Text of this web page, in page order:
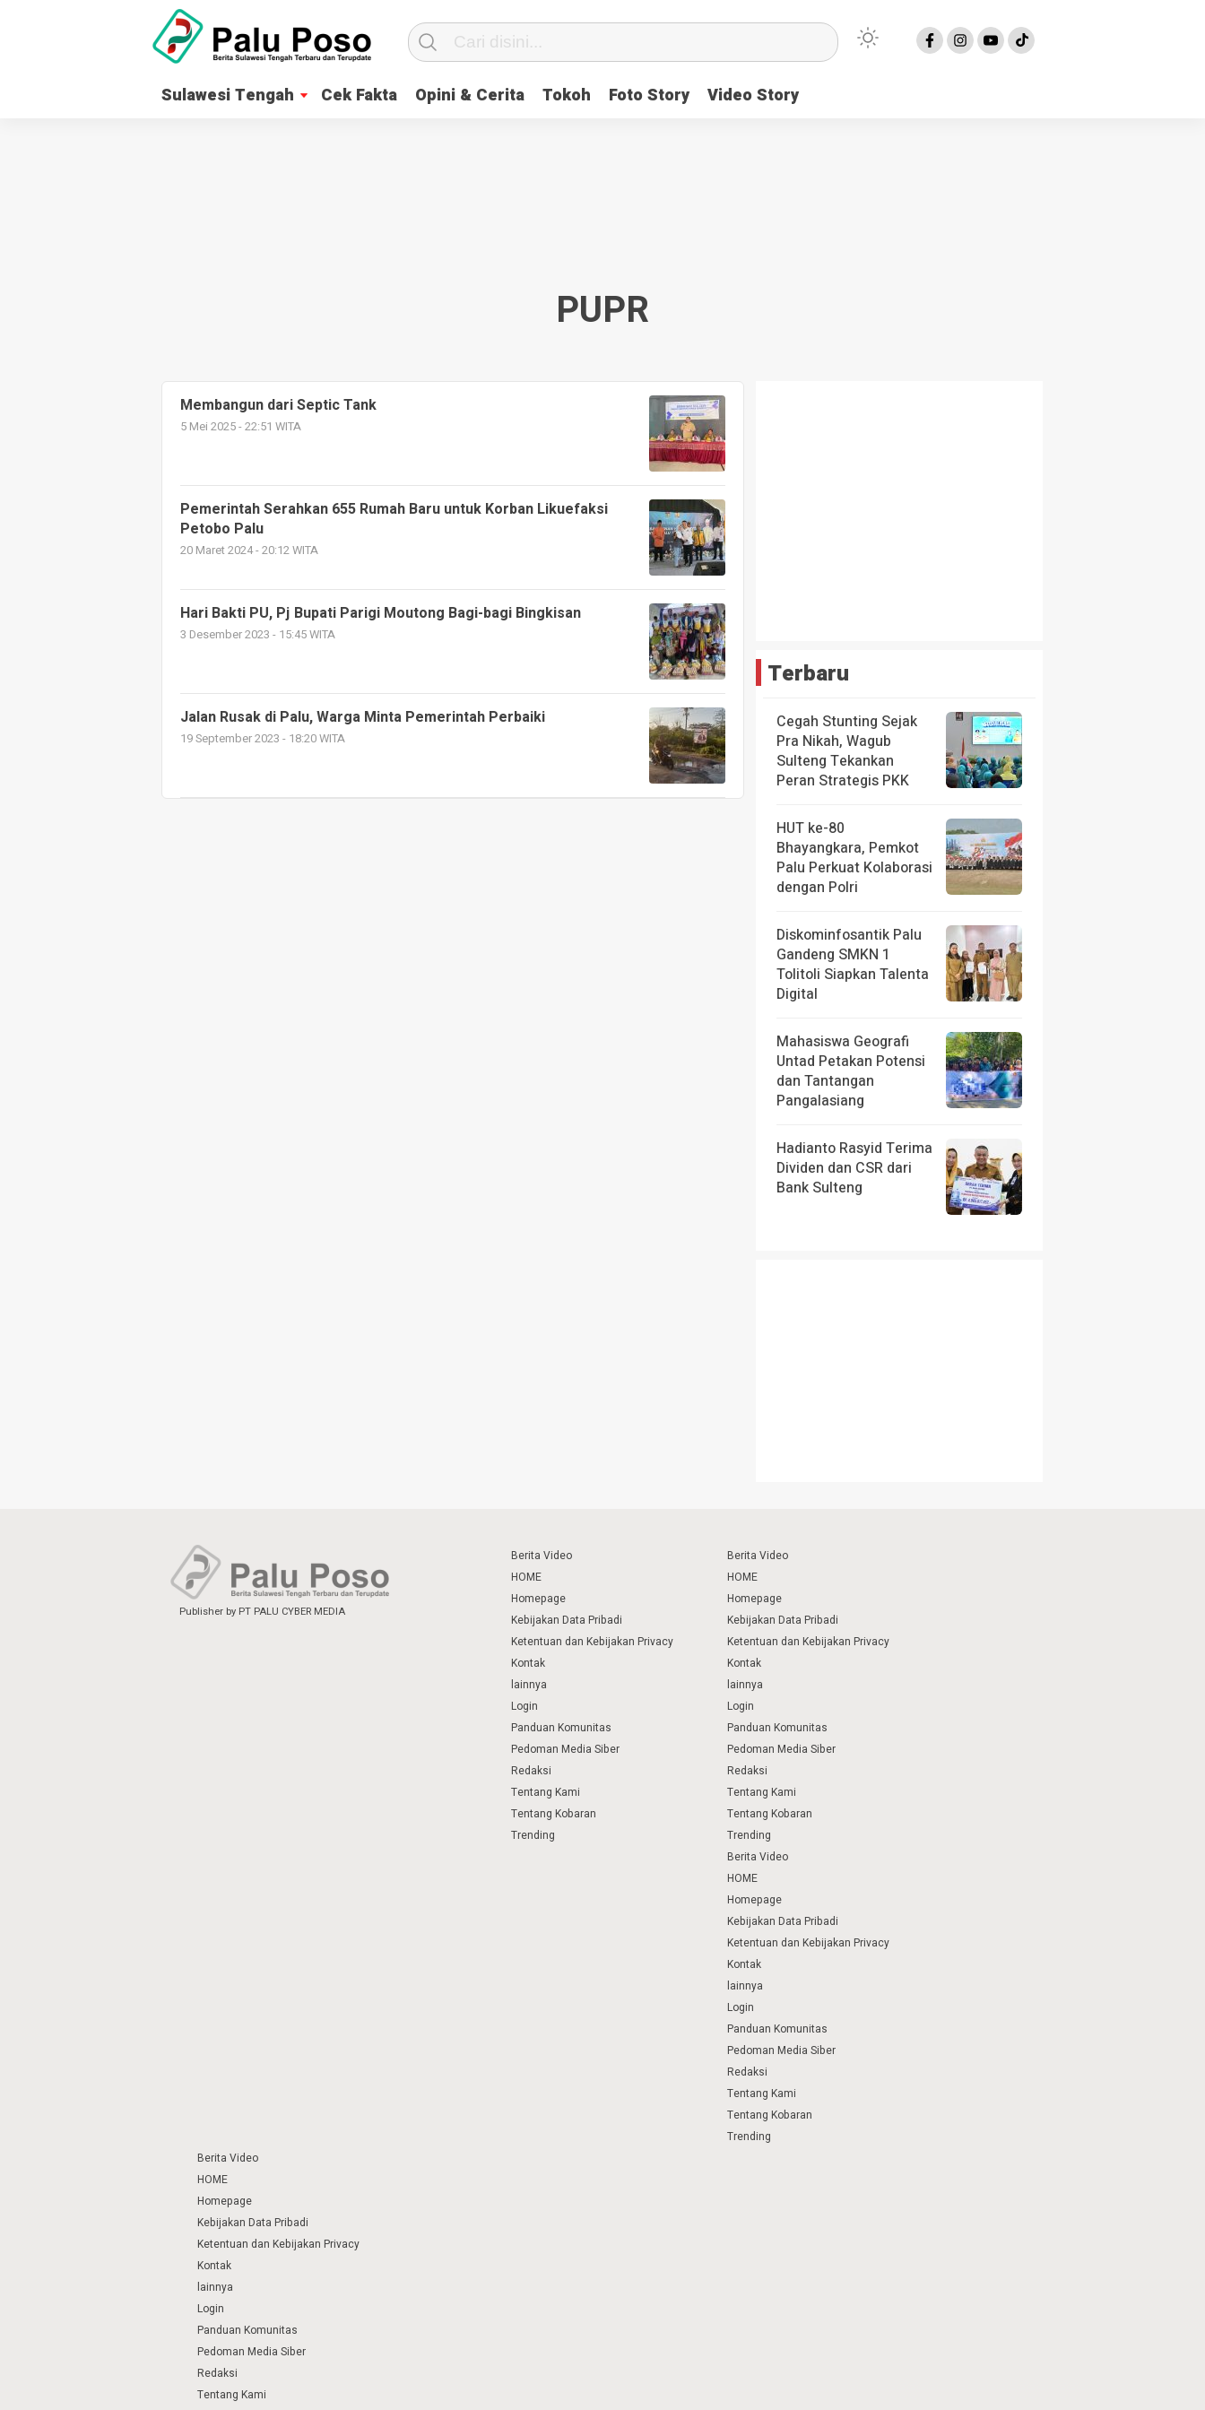
Sulawesi Tengah Cek Fakta Opini & Cerita Tokoh Foto Story Video Story
PUPR
Membangun dari Septic Tank
5 Mei 2025 - 22:51 WITA
Pemerintah Serahkan 655 Rumah Baru untuk Korban Likuefaksi
Petobo Palu
20 Maret 2024 - 20:12 WITA
Hari Bakti PU, Pj Bupati Parigi Moutong Bagi-bagi Bingkisan
3 Desember 2023 - 15:45 WITA
Jalan Rusak di Palu, Warga Minta Pemerintah Perbaiki
19 September 2023 - 18:20 WITA
Terbaru
Cegah Stunting Sejak
Pra Nikah, Wagub
Sulteng Tekankan
Peran Strategis PKK
HUT ke-80
Bhayangkara, Pemkot
Palu Perkuat Kolaborasi
dengan Polri
Diskominfosantik Palu
Gandeng SMKN 1
Tolitoli Siapkan Talenta
Digital
Mahasiswa Geografi
Untad Petakan Potensi
dan Tantangan
Pangalasiang
Hadianto Rasyid Terima
Dividen dan CSR dari
Bank Sulteng
Publisher by PT PALU CYBER MEDIA
Berita Video
HOME
Homepage
Kebijakan Data Pribadi
Ketentuan dan Kebijakan Privacy
Kontak
lainnya
Login
Panduan Komunitas
Pedoman Media Siber
Redaksi
Tentang Kami
Tentang Kobaran
Trending
Berita Video
HOME
Homepage
Kebijakan Data Pribadi
Ketentuan dan Kebijakan Privacy
Kontak
lainnya
Login
Panduan Komunitas
Pedoman Media Siber
Redaksi
Tentang Kami
Tentang Kobaran
Trending
Berita Video
HOME
Homepage
Kebijakan Data Pribadi
Ketentuan dan Kebijakan Privacy
Kontak
lainnya
Login
Panduan Komunitas
Pedoman Media Siber
Redaksi
Tentang Kami
Tentang Kobaran
Trending
Berita Video
HOME
Homepage
Kebijakan Data Pribadi
Ketentuan dan Kebijakan Privacy
Kontak
lainnya
Login
Panduan Komunitas
Pedoman Media Siber
Redaksi
Tentang Kami